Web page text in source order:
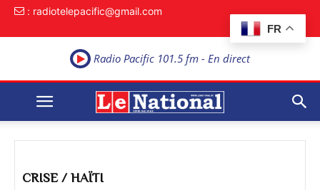
FR
: radiotelepacific@gmail.com
Radio Pacific 101.5 fm - En direct
CRISE / HAÏTI